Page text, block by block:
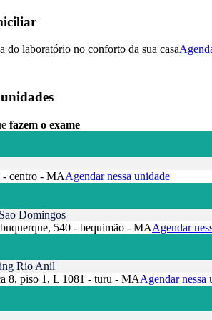
do laboratório no conforto da sua casa
fazem o exame
- centro - MAAgendar nessa unidade
Domingos
540 - bequimão - MAAgendar
Rio Anil
8, piso 1, L 1081 - turu - MAAgendar nessa